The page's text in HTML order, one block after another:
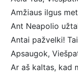
Amžiaus ilgus
Ant Neapolio
Antai pažvelki!
Apsaugok,
Ar aš kaltas, kad